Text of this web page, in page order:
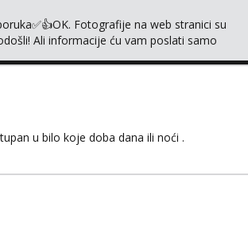
Fotografije na web stranici su
Ali informacije ću vam poslati samo
u bilo koje doba dana ili noći .